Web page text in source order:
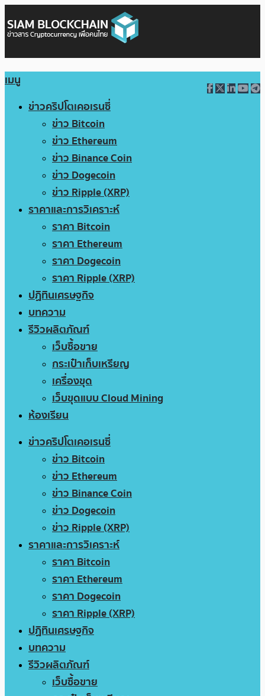
เมนู
ข่าวคริปโตเคอเรนซี่
ข่าว Bitcoin
ข่าว Ethereum
ข่าว Binance Coin
ข่าว Dogecoin
ข่าว Ripple (XRP)
ราคาและการวิเคราะห์
ราคา Bitcoin
ราคา Ethereum
ราคา Dogecoin
ราคา Ripple (XRP)
ปฏิทินเศรษฐกิจ
บทความ
รีวิวผลิตภัณฑ์
เว็บซื้อขาย
กระเป๋าเก็บเหรียญ
เครื่องขุด
เว็บขุดแบบ Cloud Mining
ห้องเรียน
ข่าวคริปโตเคอเรนซี่
ข่าว Bitcoin
ข่าว Ethereum
ข่าว Binance Coin
ข่าว Dogecoin
ข่าว Ripple (XRP)
ราคาและการวิเคราะห์
ราคา Bitcoin
ราคา Ethereum
ราคา Dogecoin
ราคา Ripple (XRP)
ปฏิทินเศรษฐกิจ
บทความ
รีวิวผลิตภัณฑ์
เว็บซื้อขาย